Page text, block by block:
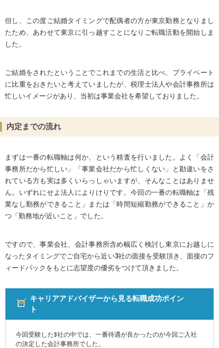
但し、この度ご結婚タイミングで配偶者の方が東京勤務となりまし
たため、あわせて東京に引っ越すことになりご転職活動を開始しま
した。
ご結婚をされたということでこれまでの生活と比べ、プライベート
に比重をおきたいと考えていましたが、税理士法人や会計事務所は
忙しいイメージがあり、当初は事業会社を希望しておりました。
内定までの流れ
まずは一番の転職軸は何か、という精査を行いました。よく「会計
事務所だから忙しい」「事業会社だから忙しくない」と勘違いをさ
れている方も実は多くいらっしゃいますが、そんなことはありませ
ん。いずれにせよ法人によりけりです。今回の一番の転職軸は「残
業なし勤務ができること」または「時間短縮勤務ができること」か
つ「勤務地が近いこと」でした。
ですので、事業会社、会計事務所含め幅広く検討し東京にお越しに
なったタイミングでご自宅から近い3社の面接を受験頂き、面接のフ
ィードバックをもとに志望度の優劣をつけて頂きました。
キャリアアドバイザーから見る転職成功ポイン
ト
今回受験した3社の中では、一番待遇が良かったのが今回ご入社
の決定した会計事務所でした。